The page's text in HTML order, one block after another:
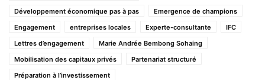
Développement économique pas à pas
Emergence de champions
Engagement
entreprises locales Experte-consultante
IFC
Lettres d’engagement
Marie Andrée Bembong Sohaing
Mobilisation des capitaux privés
Partenariat structuré
Préparation à l’investissement